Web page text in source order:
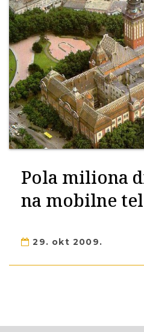
Pola miliona
na mobilne
29. okt 2009.